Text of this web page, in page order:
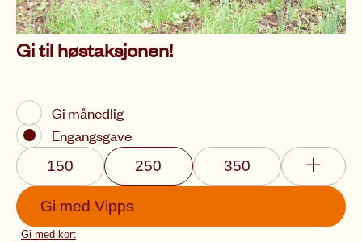
Gi til høstaksjonen!
Gi månedlig
Engangsgave
150 250 350
Gi med Vipps
Gi med kort